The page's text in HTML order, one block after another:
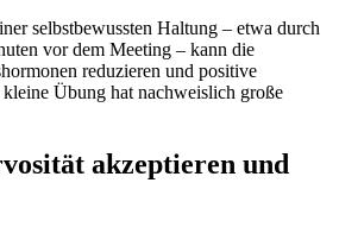
selbstbewussten Haltung – etwa durch
vor dem Meeting – kann die
reduzieren und positive
Übung hat nachweislich große
akzeptieren und